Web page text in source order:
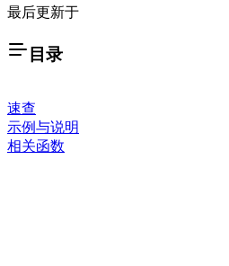
最后更新于
目录
速查
示例与说明
相关函数